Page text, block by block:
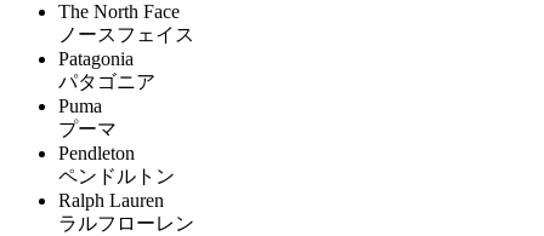
The North Face
ノースフェイス
Patagonia
パタゴニア
Puma
プーマ
Pendleton
ペンドルトン
Ralph Lauren
ラルフローレン